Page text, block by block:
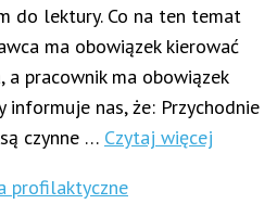
do lektury. Co na ten temat
ma obowiązek kierować
a pracownik ma obowiązek
informuje nas, że: Przychodnie
czynne … Czytaj więcej
profilaktyczne